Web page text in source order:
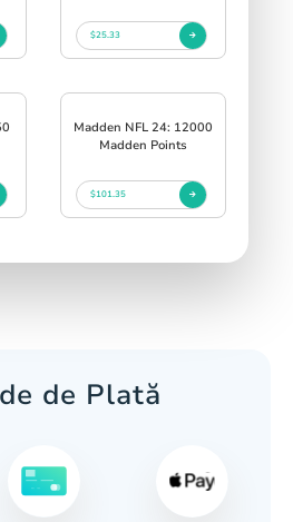
$25.33
Madden NFL 24: 12000
Madden Points
$101.35
de Plată